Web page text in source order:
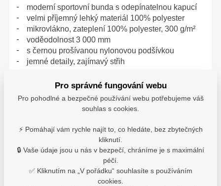
moderní sportovní bunda s odepínatelnou kapucí
velmi příjemný lehký materiál 100% polyester
mikrovlákno, zateplení 100% polyester, 300 g/m²
voděodolnost 3 000 mm
s černou prošívanou nylonovou podšívkou
jemné detaily, zajímavý střih
100% polyester, mikrovlákno
černo-šedá
velikosti: S - 5XL
Varianty
Pro správné fungování webu
Pro pohodlné a bezpečné používání webu potřebujeme váš
souhlas s cookies.
⚡ Pomáhají vám rychle najít to, co hledáte, bez zbytečných
kliknutí.
🔒 Vaše údaje jsou u nás v bezpečí, chráníme je s maximální
péčí.
✅ Kliknutím na „V pořádku“ souhlasíte s používáním
cookies.